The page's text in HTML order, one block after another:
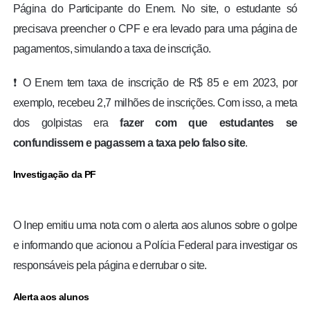
Página do Participante do Enem. No site, o estudante só
precisava preencher o CPF e era levado para uma página de
pagamentos, simulando a taxa de inscrição.
❗ O Enem tem taxa de inscrição de R$ 85e em 2023, por
exemplo, recebeu 2,7 milhões de inscrições. Com isso, a meta
dos golpistas erafazer com que estudantes se
confundissem e pagassem a taxa pelo falso site.
Investigação da PF
O Inep emitiu uma nota com o alerta aos alunos sobre o golpe
e informando que acionou a Polícia Federal para investigar os
responsáveis pela página e derrubar o site.
Alerta aos alunos